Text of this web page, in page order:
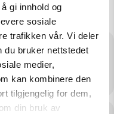
gi innhold og
sosiale
trafikken vår. Vi deler
du bruker nettstedet
medier,
kan kombinere den
tilgjengelig for dem,
din bruk av